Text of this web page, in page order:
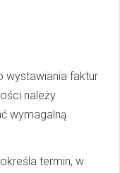
wystawiania faktur
należy
wymagalną
termin, w